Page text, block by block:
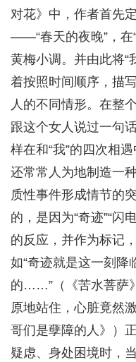
对花》中，作者首先
——“春天的夜晚”，在
黄梅小调。并由此将“
着按照时间顺序，描
人的不同情形。在整
跟这个女人说过一句
样在和“我”的四次相
还常常人为地制造一
质性事件形成情节的
的，是因为“奇迹”“闪
的反应，并作为标记
如“奇迹就是这一刻
的……”（《苦水菩萨
原地站住，心脏竟然
哥们是孽障的人》）
疑虑、身处困境时，